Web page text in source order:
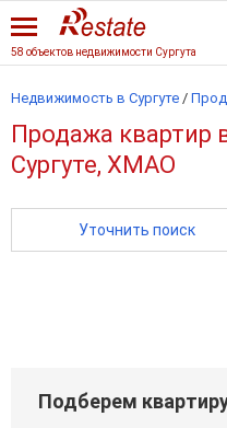
58 объектов недвижимости Сургута
Недвижимость в Сургуте /
Продажа квартир
Сургуте, ХМАО
Уточнить поиск
Подберем